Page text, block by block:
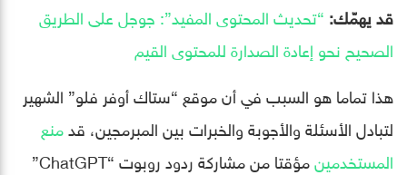
قد يهمّك: “تحديث المحتوى المفيد”: جوجل على الطريق
الصحيح نحو إعادة الصدارة للمحتوى القيم
هذا تماما هو السبب في أن موقع “ستاك أوفر فلو” الشهير
لتبادل الأسئلة والأجوبة والخبرات بين المبرمجين، قدمنع
المستخدمين
مؤقتا من مشاركة ردود روبوت “ChatGPT”